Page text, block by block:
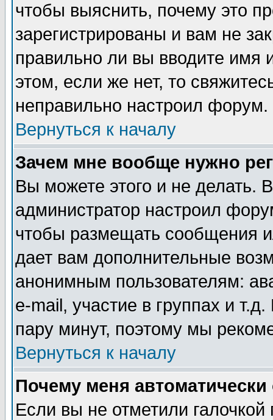
чтобы выяснить, почему это
зарегистрированы и вам не
правильно ли вы вводите
этом, если же нет, то
неправильно настроил форум.
Вернуться к началу
Зачем мне вообще нужно
Вы можете этого и не делать.
администратор настроил
чтобы размещать сообщения
дает вам дополнительные
анонимным пользователям:
e-mail, участие в группах и
пару минут, поэтому мы
Вернуться к началу
Почему меня автоматически
Если вы не отметили галочкой